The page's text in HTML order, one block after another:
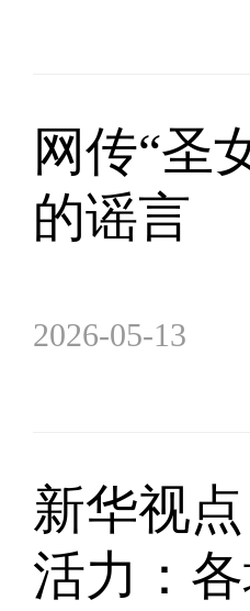
网传“圣
的谣言
2026-05-13
新华视
活力：